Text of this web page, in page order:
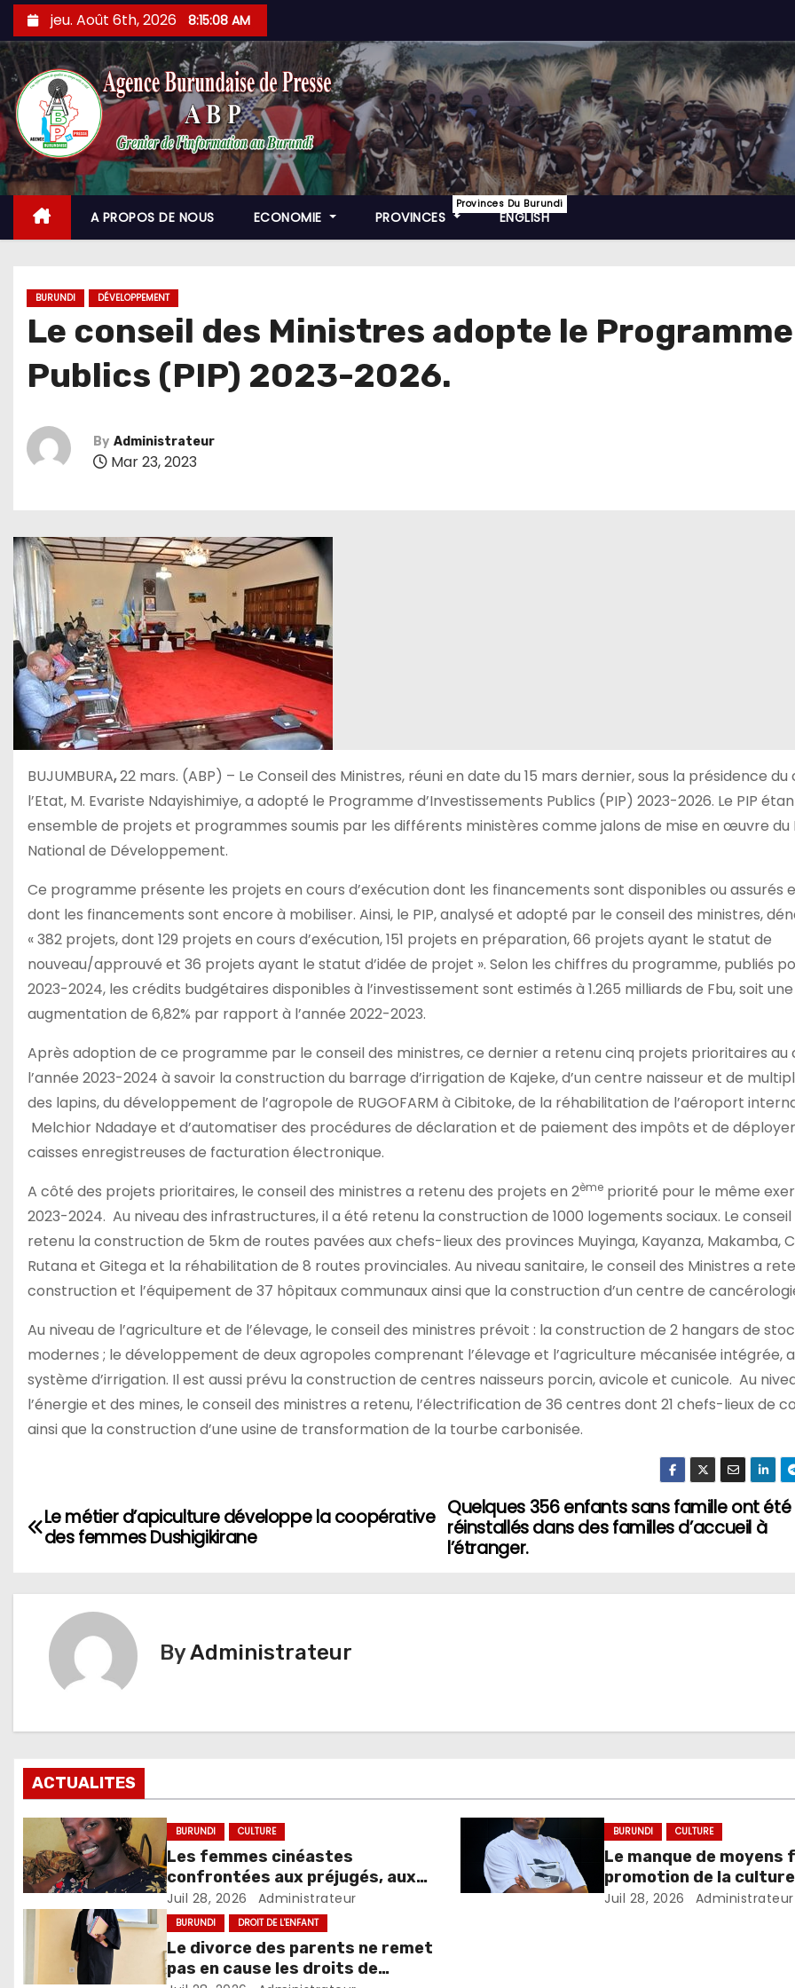
Skip
to
content
jeu. Août 6th, 2026 8:15:09 AM
A PROPOS DE NOUS ECONOMIE PROVINCES
Provinces Du Burundi
ENGLISH
BURUNDI DÉVELOPPEMENT
Le conseil des Ministres adopte le
Publics (PIP) 2023-2026.
By Administrateur
Mar 23, 2023
BUJUMBURA,22 mars. (ABP) – Le Conseil des Ministres, réuni en date du 15 mars dernier, sous la présidence du
l’Etat, M. Evariste Ndayishimiye, a adopté le Programme d’Investissements Publics (PIP) 2023-2026. Le PIP
ensemble de projets et programmes soumis par les différents ministères comme jalons de mise en œuvre du
National de Développement.
Ce programme présente les projets en cours d’exécution dont les financements sont disponibles ou assurés
dont les financements sont encore à mobiliser. Ainsi, le PIP, analysé et adopté par le conseil des ministres,
« 382 projets, dont 129 projets en cours d’exécution, 151 projets en préparation, 66 projets ayant le statut de
nouveau/approuvé et 36 projets ayant le statut d’idée de projet ». Selon les chiffres du programme, publiés
2023-2024, les crédits budgétaires disponibles à l’investissement sont estimés à 1.265 milliards de Fbu, soit une
augmentation de 6,82% par rapport à l’année 2022-2023.
Après adoption de ce programme par le conseil des ministres, ce dernier a retenu cinq projets prioritaires au
l’année 2023-2024 à savoir la construction du barrage d’irrigation de Kajeke, d’un centre naisseur et de
des lapins, du développement de l’agropole de RUGOFARM à Cibitoke, de la réhabilitation de l’aéroport
Melchior Ndadaye et d’automatiser des procédures de déclaration et de paiement des impôts et de
caisses enregistreuses de facturation électronique.
A côté des projets prioritaires, le conseil des ministres a retenu des projets en 2ème priorité pour le même
2023-2024. Au niveau des infrastructures, il a été retenu la construction de 1000 logements sociaux. Le conseil
retenu la construction de 5km de routes pavées aux chefs-lieux des provinces Muyinga, Kayanza, Makamba,
Rutana et Gitega et la réhabilitation de 8 routes provinciales. Au niveau sanitaire, le conseil des Ministres a
construction et l’équipement de 37 hôpitaux communaux ainsi que la construction d’un centre de
Au niveau de l’agriculture et de l’élevage, le conseil des ministres prévoit : la construction de 2 hangars de
modernes ; le développement de deux agropoles comprenant l’élevage et l’agriculture mécanisée intégrée,
système d’irrigation. Il est aussi prévu la construction de centres naisseurs porcin, avicole et cunicole. Au
l’énergie et des mines, le conseil des ministres a retenu, l’électrification de 36 centres dont 21 chefs-lieux de
ainsi que la construction d’une usine de transformation de la tourbe carbonisée.
Navigation
de
l’article
Quelques 356 enfants sans famille ont été
réinstallés dans des familles d’accueil à
l’étranger.
Le métier d’apiculture développe la coopérative
des femmes Dushigikirane
ByAdministrateur
ACTUALITES
BURUNDI CULTURE
Les femmes cinéastes
confrontées aux préjugés, aux
abus et aux défis du métier
Juil 28, 2026 Administrateur
BURUNDI CULTURE
Le manque de moyens
promotion de la culture
burundaise à travers le
Juil 28, 2026 Administrateur
BURUNDI DROIT DE L'ENFANT
Le divorce des parents ne remet
pas en cause les droits de